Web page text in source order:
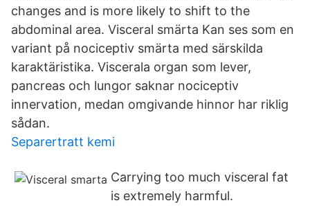
changes and is more likely to shift to the
abdominal area. Visceral smärta Kan ses som en
variant på nociceptiv smärta med särskilda
karaktäristika. Viscerala organ som lever,
pancreas och lungor saknar nociceptiv
innervation, medan omgivande hinnor har riklig
sådan.
Separertratt kemi
Carrying too much visceral fat
is extremely harmful.